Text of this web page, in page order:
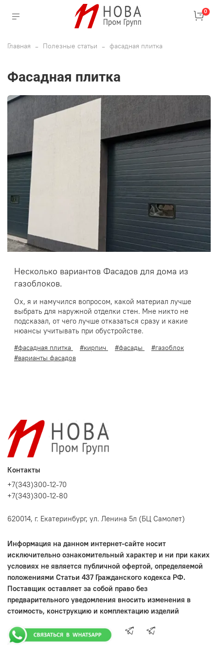
0
Главная Полезные статьи фасадная плитка
фасадная плитка
Несколько вариантов Фасадов для дома из
газоблоков.
Ох, я и намучился вопросом, какой материал лучше
выбрать для наружной отделки стен. Мне никто не
подсказал, от чего лучше отказаться сразу и какие
нюансы учитывать при обустройстве.
#фасадная плитка #кирпич #фасады
#газоблок
#варианты фасадов
Контакты
+7(343)300-12-70
+7(343)300-12-80
620014, г. Екатеринбург, ул. Ленина 5л (БЦ Самолет)
Информация на данном интернет-сайте носит
исключительно ознакомительный характер и ни при каких
условиях не является публичной офертой, определяемой
положениями Статьи 437 Гражданского кодекса РФ.
Поставщик оставляет за собой право без
предварительного уведомления вносить изменения в
стоимость, конструкцию и комплектацию изделий